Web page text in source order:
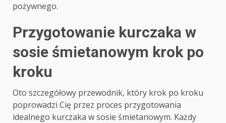
pożywnego.
Przygotowanie kurczaka w
sosie śmietanowym krok po
kroku
Oto szczegółowy przewodnik, który krok po kroku
poprowadzi Cię przez proces przygotowania
idealnego kurczaka w sosie śmietanowym. Każdy